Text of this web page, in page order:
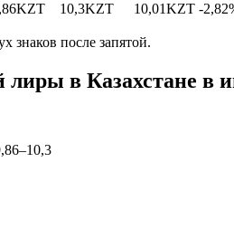
KZT 10,3KZT 10,01KZT -
знаков после запятой.
лиры в Казахстане в
–10,3